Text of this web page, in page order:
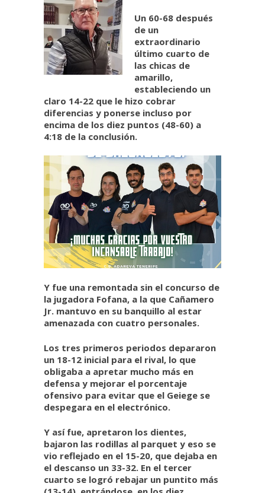
Un 60-68 después
de un
extraordinario
último cuarto de
las chicas de
amarillo,
estableciendo un
claro 14-22 que le hizo cobrar
diferencias y ponerse incluso por
encima de los diez puntos (48-60) a
4:18 de la conclusión.
Y fue una remontada sin el concurso de
la jugadora Fofana, a la que Cañamero
Jr. mantuvo en su banquillo al estar
amenazada con cuatro personales.
Los tres primeros periodos depararon
un 18-12 inicial para el rival, lo que
obligaba a apretar mucho más en
defensa y mejorar el porcentaje
ofensivo para evitar que el Geiege se
despegara en el electrónico.
Y así fue, apretaron los dientes,
bajaron las rodillas al parquet y eso se
vio reflejado en el 15-20, que dejaba en
el descanso un 33-32. En el tercer
cuarto se logró rebajar un puntito más